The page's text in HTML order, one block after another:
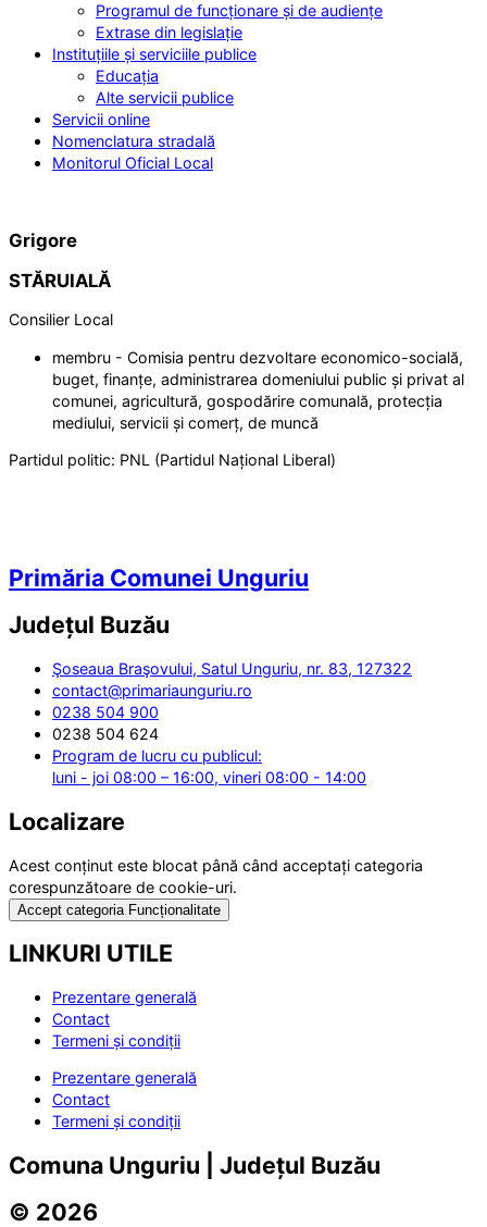
Programul de funcționare și de audiențe
Extrase din legislație
Instituțiile și serviciile publice
Educația
Alte servicii publice
Servicii online
Nomenclatura stradală
Monitorul Oficial Local
Grigore
STĂRUIALĂ
Consilier Local
membru - Comisia pentru dezvoltare economico-socială,
buget, finanțe, administrarea domeniului public și privat al
comunei, agricultură, gospodărire comunală, protecția
mediului, servicii și comerț, de muncă
Partidul politic: PNL (Partidul Național Liberal)
Primăria Comunei Unguriu
Județul Buzău
Şoseaua Braşovului, Satul Unguriu, nr. 83, 127322
contact@primariaunguriu.ro
0238 504 900
0238 504 624
Program de lucru cu publicul:
luni - joi 08:00 – 16:00, vineri 08:00 - 14:00
Localizare
Acest conținut este blocat până când acceptați categoria
corespunzătoare de cookie-uri.
Accept categoria Funcționalitate
LINKURI UTILE
Prezentare generală
Contact
Termeni și condiții
Prezentare generală
Contact
Termeni și condiții
Comuna Unguriu | Județul Buzău
© 2026